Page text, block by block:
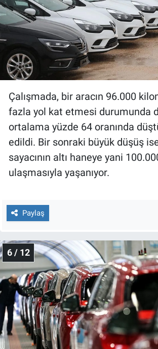
Çalışmada, bir aracın 96.000
fazla yol kat etmesi durumunda
ortalama yüzde 64 oranında
edildi. Bir sonraki büyük düşüş
sayacının altı haneye yani
ulaşmasıyla yaşanıyor.
Paylaş
6 / 12